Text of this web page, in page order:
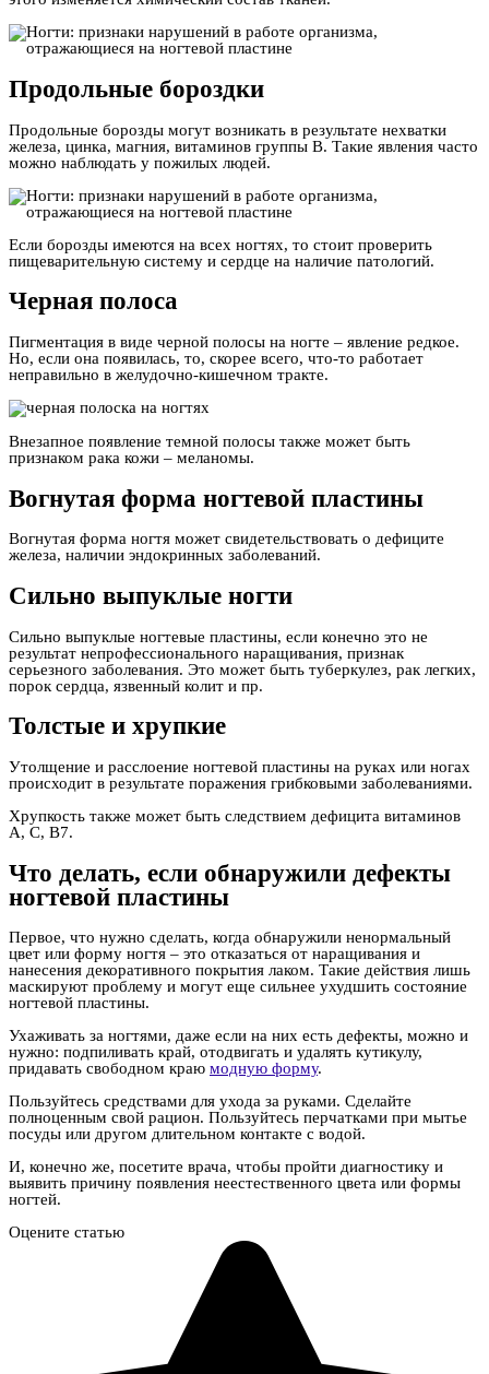
Продольные бороздки
Продольные борозды могут возникать в результате нехватки
железа, цинка, магния, витаминов группы В. Такие явления часто
можно наблюдать у пожилых людей.
Если борозды имеются на всех ногтях, то стоит проверить
пищеварительную систему и сердце на наличие патологий.
Черная полоса
Пигментация в виде черной полосы на ногте – явление редкое.
Но, если она появилась, то, скорее всего, что-то работает
неправильно в желудочно-кишечном тракте.
Внезапное появление темной полосы также может быть
признаком рака кожи – меланомы.
Вогнутая форма ногтевой пластины
Вогнутая форма ногтя может свидетельствовать о дефиците
железа, наличии эндокринных заболеваний.
Сильно выпуклые ногти
Сильно выпуклые ногтевые пластины, если конечно это не
результат непрофессионального наращивания, признак
серьезного заболевания. Это может быть туберкулез, рак легких,
порок сердца, язвенный колит и пр.
Толстые и хрупкие
Утолщение и расслоение ногтевой пластины на руках или ногах
происходит в результате поражения грибковыми заболеваниями.
Хрупкость также может быть следствием дефицита витаминов
А, С, В7.
Что делать, если обнаружили дефекты
ногтевой пластины
Первое, что нужно сделать, когда обнаружили ненормальный
цвет или форму ногтя – это отказаться от наращивания и
нанесения декоративного покрытия лаком. Такие действия лишь
маскируют проблему и могут еще сильнее ухудшить состояние
ногтевой пластины.
Ухаживать за ногтями, даже если на них есть дефекты, можно и
нужно: подпиливать край, отодвигать и удалять кутикулу,
придавать свободном краю модную форму.
Пользуйтесь средствами для ухода за руками. Сделайте
полноценным свой рацион. Пользуйтесь перчатками при мытье
посуды или другом длительном контакте с водой.
И, конечно же, посетите врача, чтобы пройти диагностику и
выявить причину появления неестественного цвета или формы
ногтей.
Оцените статью